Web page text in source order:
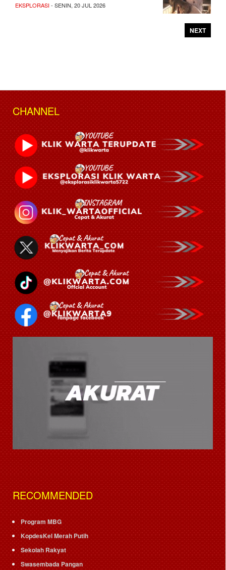
EKSPLORASI- SENIN, 20 JUL 2026
NEXT
CHANNEL
RECOMMENDED
Program MBG
KopdesKel Merah Putih
Sekolah Rakyat
Swasembada Pangan